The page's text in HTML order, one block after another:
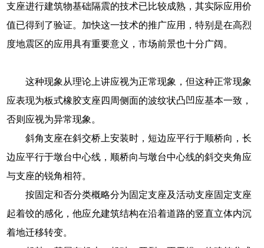
支座进行建筑物基础隔震的技术已比较成熟，其实际应用价
值已得到了验证。加快这一技术的推广应用，特别是在高烈
度地震区的应用具有重要意义，市场前景也十分广阔。
这种现象从理论上讲应视为正常现象，但这种正常现象
应表现为板式橡胶支座四周侧面的波纹状凸凹应基本一致，
否则应视为异常现象。
斜角支座在斜交桥上安装时，短边应平行于顺桥向，长
边应平行于墩台中心线，顺桥向与墩台中心线的斜交夹角应
与支座的锐角相符。
按固定和否分类概略分为固定支座及活动支座固定支座
起着饺的感化，他应允建筑结构在沿着道路的竖直立体内沉
着地迁移转变。